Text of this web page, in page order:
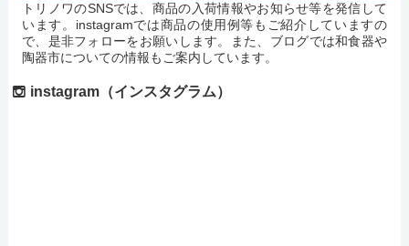
トリノワのSNSでは、商品の入荷情報やお知らせ等を発信して
います。instagramでは商品の使用例等もご紹介していますの
で、是非フォローをお願いします。また、ブログでは和食器や
陶器市についての情報もご案内しています。
instagram（インスタグラム）